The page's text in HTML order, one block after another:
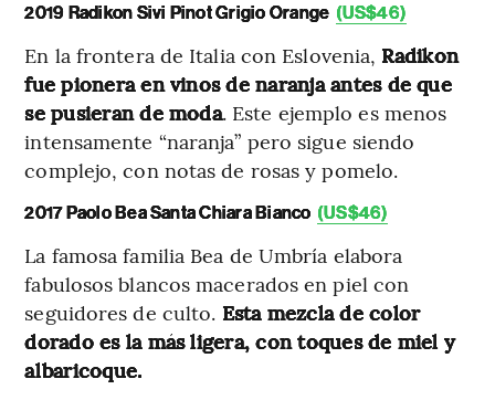
2019 Radikon Sivi Pinot Grigio Orange (US$46)
En la frontera de Italia con Eslovenia, Radikon
fue pionera en vinos de naranja antes de que
se pusieran de moda. Este ejemplo es menos
intensamente “naranja” pero sigue siendo
complejo, con notas de rosas y pomelo.
2017 Paolo Bea Santa Chiara Bianco (US$46)
La famosa familia Bea de Umbría elabora
fabulosos blancos macerados en piel con
seguidores de culto. Esta mezcla de color
dorado es la más ligera, con toques de miel y
albaricoque.